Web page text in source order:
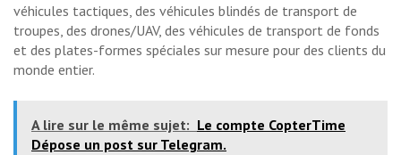
véhicules tactiques, des véhicules blindés de transport de
troupes, des drones/UAV, des véhicules de transport de fonds
et des plates-formes spéciales sur mesure pour des clients du
monde entier.
A lire sur le même sujet: Le compte CopterTime
Dépose un post sur Telegram.